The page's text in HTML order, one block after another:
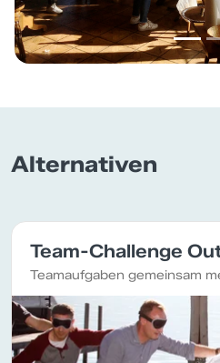
Alternativen
Team-Challenge
Teamaufgaben gemeinsam